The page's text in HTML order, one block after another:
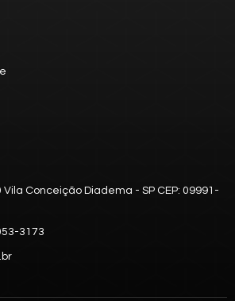
Vila Conceição Diadema - SP CEP: 09991-
3173